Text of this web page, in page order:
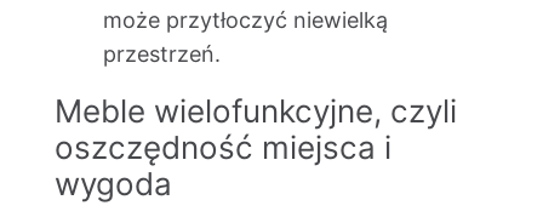
może przytłoczyć niewielką
przestrzeń.
Meble wielofunkcyjne, czyli
oszczędność miejsca i
wygoda